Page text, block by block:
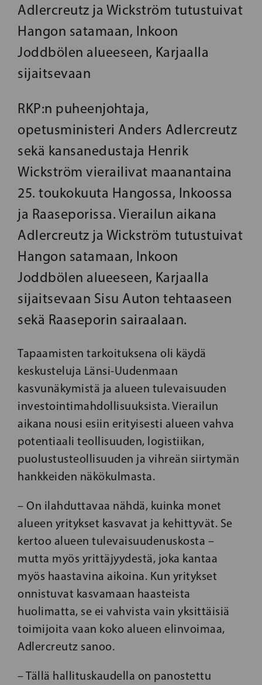
Adlercreutz ja Wickström tutustuivat
Hangon satamaan, Inkoon
Joddbölen alueeseen, Karjaalla
sijaitsevaan
RKP:n puheenjohtaja,
opetusministeri Anders Adlercreutz
sekä kansanedustaja Henrik
Wickström vierailivat maanantaina
25. toukokuuta Hangossa, Inkoossa
ja Raaseporissa. Vierailun aikana
Adlercreutz ja Wickström tutustuivat
Hangon satamaan, Inkoon
Joddbölen alueeseen, Karjaalla
sijaitsevaan Sisu Auton tehtaaseen
sekä Raaseporin sairaalaan.
Tapaamisten tarkoituksena oli käydä
keskusteluja Länsi-Uudenmaan
kasvunäkymistä ja alueen tulevaisuuden
investointimahdollisuuksista. Vierailun
aikana nousi esiin erityisesti alueen vahva
potentiaali teollisuuden, logistiikan,
puolustusteollisuuden ja vihreän siirtymän
hankkeiden näkökulmasta.
– On ilahduttavaa nähdä, kuinka monet
alueen yritykset kasvavat ja kehittyvät. Se
kertoo alueen tulevaisuudenuskosta –
mutta myös yrittäjyydestä, joka kantaa
myös haastavina aikoina. Kun yritykset
onnistuvat kasvamaan haasteista
huolimatta, se ei vahvista vain yksittäisiä
toimijoita vaan koko alueen elinvoimaa,
Adlercreutz sanoo.
– Tällä hallituskaudella on panostettu